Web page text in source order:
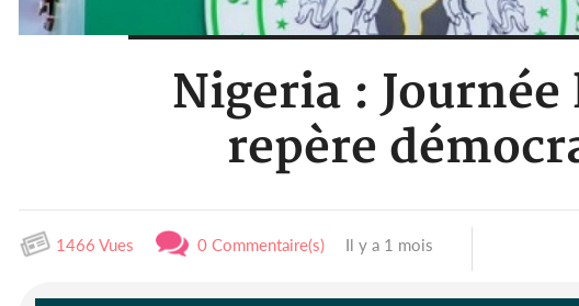
Nigeria :
repère
1466 Vues 0 Commentaire(s) Il y a 1 mois